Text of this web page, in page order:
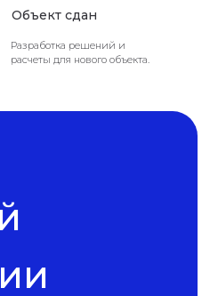
Объект сдан
Разработка решений и
расчеты для нового объекта.